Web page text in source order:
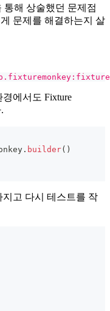
통해 상술했던 문제점
문제를 해결하는지 살
에서도 Fixture
. builder( )
지고 다시 테스트를 작